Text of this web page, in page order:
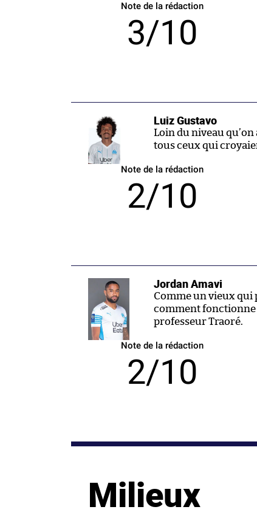
Note de la rédaction
3/10
Luiz Gustavo
Loin du niveau
tous ceux qui
Note de la rédaction
2/10
Jordan Amavi
Comme un vieux qui
comment fonctionne
professeur Traoré.
Note de la rédaction
2/10
Milieux